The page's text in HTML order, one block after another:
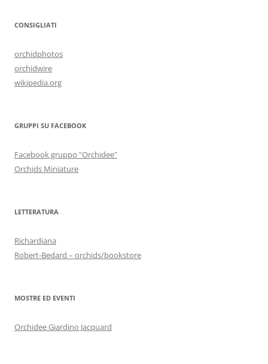
CONSIGLIATI
orchidphotos
orchidwire
wikipedia.org
GRUPPI SU FACEBOOK
Facebook gruppo "Orchidee"
Orchids Miniature
LETTERATURA
Richardiana
Robert-Bedard – orchids/bookstore
MOSTRE ED EVENTI
Orchidee Giardino Jacquard